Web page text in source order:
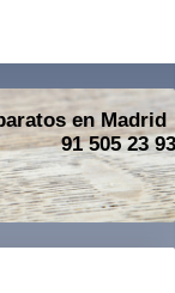
en Madrid
23